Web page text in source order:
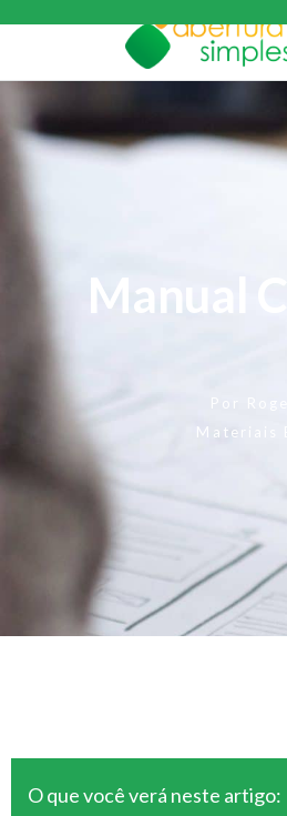
Manual
Materiais
O que você verá neste artigo: